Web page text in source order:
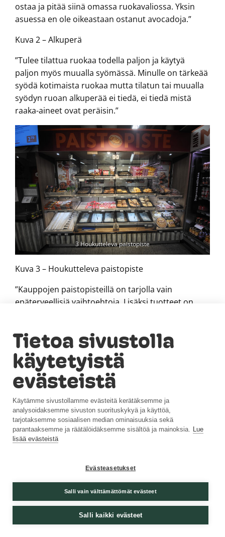
Tietoa sivustolla
käytetyistä
evästeistä
Käytämme sivustollamme evästeitä kerätäksemme ja
analysoidaksemme sivuston suorituskykyä ja käyttöä,
tarjotaksemme sosiaalisen median ominaisuuksia sekä
parantaaksemme ja räätälöidäksemme sisältöä ja mainoksia. Lue
lisää evästeistä
Evästeasetukset
Salli vain välttämättömät evästeet
Salli kaikki evästeet
ostaa ja pitää siinä omassa ruokavaliossa. Yksin
asuessa en ole oikeastaan ostanut avocadoja.”
Kuva 2 – Alkuperä
”Tulee tilattua ruokaa todella paljon ja käytyä
paljon myös muualla syömässä. Minulle on tärkeää
syödä kotimaista ruokaa mutta tilatun tai muualla
syödyn ruoan alkuperää ei tiedä, ei tiedä mistä
raaka-aineet ovat peräisin.”
3 Houkutteleva paistopiste
Kuva 3 – Houkutteleva paistopiste
”Kauppojen paistopisteillä on tarjolla vain
epäterveellisiä vaihtoehtoja. Lisäksi tuotteet on
kauniin näköinen, siinä on valot, tietyn värinen valo
laitettu tuohon noin, ne oikein hyppäävät silmille ja
alkaa tehdä mieli kun katsoit noita tuotteita.”
Kokemus 6: Tukea ja
merkitystä
ruokailuun
sosiaalisista
suhteista